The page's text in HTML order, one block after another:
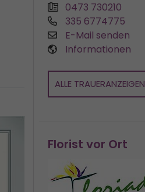
0473 730210
335 6774775
E-Mail senden
Informationen
ALLE TRAUERANZEIGEN
Florist vor Ort